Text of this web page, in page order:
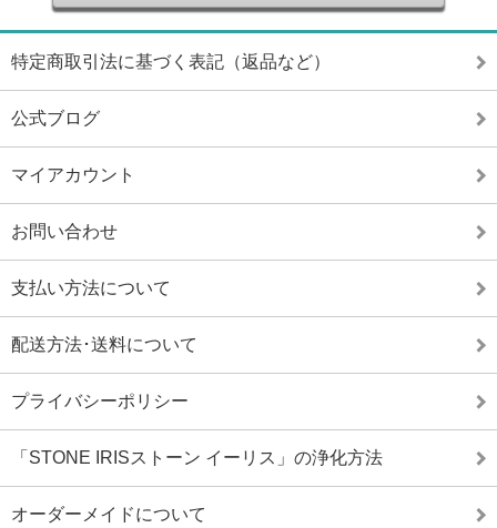
特定商取引法に基づく表記（返品など）
公式ブログ
マイアカウント
お問い合わせ
支払い方法について
配送方法･送料について
プライバシーポリシー
「STONE IRISストーン イーリス」の浄化方法
オーダーメイドについて